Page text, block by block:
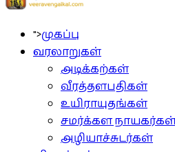
">முகப்பு
வரலாறுகள்
அடிக்கற்கள்
வீரத்தளபதிகள்
உயிராயுதங்கள்
சமர்க்கள
அழியாச்சுடர்கள்